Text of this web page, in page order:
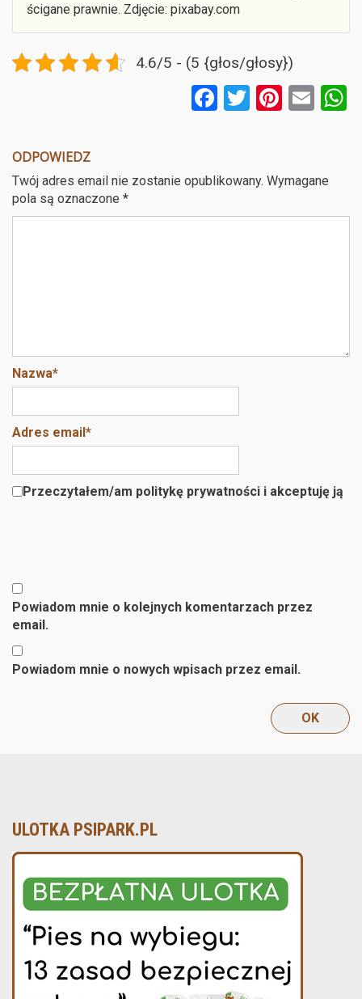
ścigane prawnie. Zdjęcie: pixabay.com
4.6/5 - (5 {głos/głosy})
F
b
o
T
er
Pi
es
E
ODPOWIEDZ
Twój adres email nie zostanie opublikowany. Wymagane
pola są oznaczone *
Nazwa*
Adres email*
Przeczytałem/am politykę prywatności i akceptuję ją
Powiadom mnie o kolejnych komentarzach przez
email.
Powiadom mnie o nowych wpisach przez email.
ULOTKA PSIPARK.PL